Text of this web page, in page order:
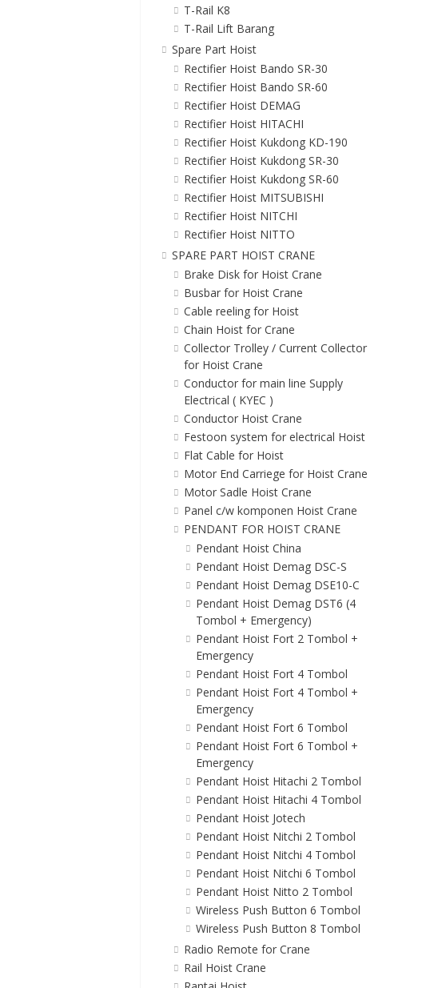
T-Rail K8
T-Rail Lift Barang
Spare Part Hoist
Rectifier Hoist Bando SR-30
Rectifier Hoist Bando SR-60
Rectifier Hoist DEMAG
Rectifier Hoist HITACHI
Rectifier Hoist Kukdong KD-190
Rectifier Hoist Kukdong SR-30
Rectifier Hoist Kukdong SR-60
Rectifier Hoist MITSUBISHI
Rectifier Hoist NITCHI
Rectifier Hoist NITTO
SPARE PART HOIST CRANE
Brake Disk for Hoist Crane
Busbar for Hoist Crane
Cable reeling for Hoist
Chain Hoist for Crane
Collector Trolley / Current Collector
for Hoist Crane
Conductor for main line Supply
Electrical ( KYEC )
Conductor Hoist Crane
Festoon system for electrical Hoist
Flat Cable for Hoist
Motor End Carriege for Hoist Crane
Motor Sadle Hoist Crane
Panel c/w komponen Hoist Crane
PENDANT FOR HOIST CRANE
Pendant Hoist China
Pendant Hoist Demag DSC-S
Pendant Hoist Demag DSE10-C
Pendant Hoist Demag DST6 (4
Tombol + Emergency)
Pendant Hoist Fort 2 Tombol +
Emergency
Pendant Hoist Fort 4 Tombol
Pendant Hoist Fort 4 Tombol +
Emergency
Pendant Hoist Fort 6 Tombol
Pendant Hoist Fort 6 Tombol +
Emergency
Pendant Hoist Hitachi 2 Tombol
Pendant Hoist Hitachi 4 Tombol
Pendant Hoist Jotech
Pendant Hoist Nitchi 2 Tombol
Pendant Hoist Nitchi 4 Tombol
Pendant Hoist Nitchi 6 Tombol
Pendant Hoist Nitto 2 Tombol
Wireless Push Button 6 Tombol
Wireless Push Button 8 Tombol
Radio Remote for Crane
Rail Hoist Crane